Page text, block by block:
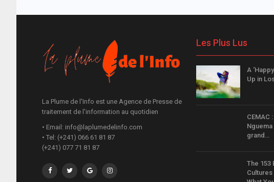
La Plume de l'Info est une Agence de Presse de
traitement de l'information au quotidien
• Email: info@laplumedelinfo.com
• Tel: (+241) 066 61 81 87
(+241) 077 71 81 87
Les Plus Lus
A
Up in
CEMAC
grand…
The 153
Cultures